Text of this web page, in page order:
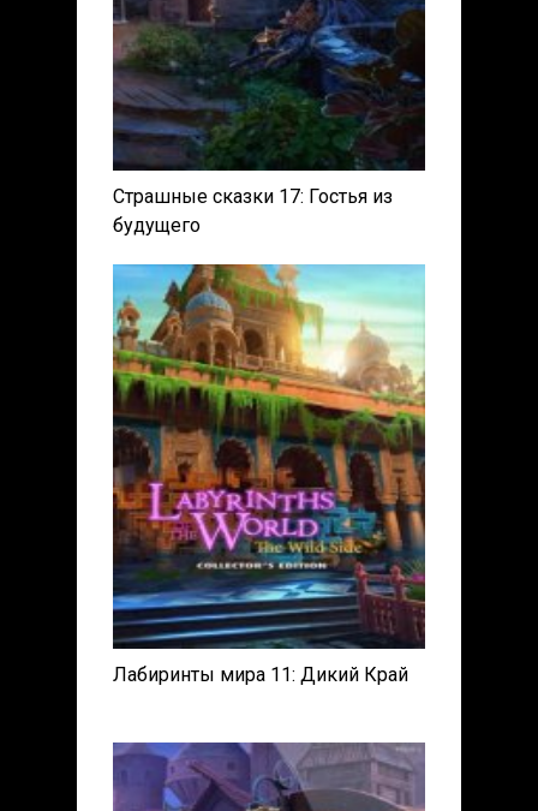
Страшные сказки 17: Гостья из
будущего
Лабиринты мира 11: Дикий Край